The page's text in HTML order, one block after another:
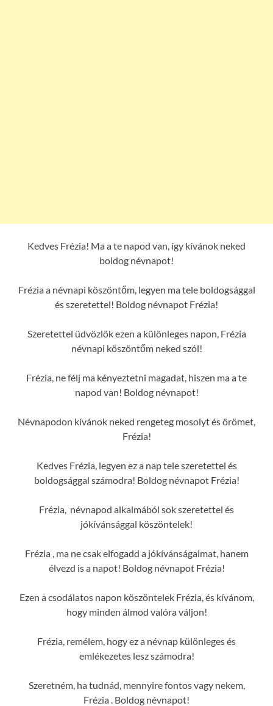
Kedves Frézia! Ma a te napod van, így kívánok neked
boldog névnapot!
Frézia a névnapi köszöntőm, legyen ma tele boldogsággal
és szeretettel! Boldog névnapot Frézia!
Szeretettel üdvözlök ezen a különleges napon, Frézia
névnapi köszöntőm neked szól!
Frézia, ne félj ma kényeztetni magadat, hiszen ma a te
napod van! Boldog névnapot!
Névnapodon kívánok neked rengeteg mosolyt és örömet,
Frézia!
Kedves Frézia, legyen ez a nap tele szeretettel és
boldogsággal számodra! Boldog névnapot Frézia!
Frézia, névnapod alkalmából sok szeretettel és
jókívánsággal köszöntelek!
Frézia , ma ne csak elfogadd a jókívánságaimat, hanem
élvezd is a napot! Boldog névnapot Frézia!
Ezen a csodálatos napon köszöntelek Frézia, és kívánom,
hogy minden álmod valóra váljon!
Frézia, remélem, hogy ez a névnap különleges és
emlékezetes lesz számodra!
Szeretném, ha tudnád, mennyire fontos vagy nekem,
Frézia . Boldog névnapot!